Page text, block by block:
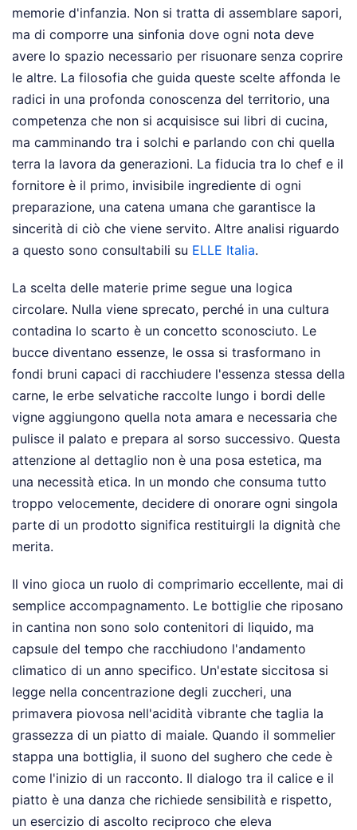
memorie d'infanzia. Non si tratta di assemblare sapori,
ma di comporre una sinfonia dove ogni nota deve
avere lo spazio necessario per risuonare senza coprire
le altre. La filosofia che guida queste scelte affonda le
radici in una profonda conoscenza del territorio, una
competenza che non si acquisisce sui libri di cucina,
ma camminando tra i solchi e parlando con chi quella
terra la lavora da generazioni. La fiducia tra lo chef e il
fornitore è il primo, invisibile ingrediente di ogni
preparazione, una catena umana che garantisce la
sincerità di ciò che viene servito. Altre analisi riguardo
a questo sono consultabili su ELLE Italia.
La scelta delle materie prime segue una logica
circolare. Nulla viene sprecato, perché in una cultura
contadina lo scarto è un concetto sconosciuto. Le
bucce diventano essenze, le ossa si trasformano in
fondi bruni capaci di racchiudere l'essenza stessa della
carne, le erbe selvatiche raccolte lungo i bordi delle
vigne aggiungono quella nota amara e necessaria che
pulisce il palato e prepara al sorso successivo. Questa
attenzione al dettaglio non è una posa estetica, ma
una necessità etica. In un mondo che consuma tutto
troppo velocemente, decidere di onorare ogni singola
parte di un prodotto significa restituirgli la dignità che
merita.
Il vino gioca un ruolo di comprimario eccellente, mai di
semplice accompagnamento. Le bottiglie che riposano
in cantina non sono solo contenitori di liquido, ma
capsule del tempo che racchiudono l'andamento
climatico di un anno specifico. Un'estate siccitosa si
legge nella concentrazione degli zuccheri, una
primavera piovosa nell'acidità vibrante che taglia la
grassezza di un piatto di maiale. Quando il sommelier
stappa una bottiglia, il suono del sughero che cede è
come l'inizio di un racconto. Il dialogo tra il calice e il
piatto è una danza che richiede sensibilità e rispetto,
un esercizio di ascolto reciproco che eleva